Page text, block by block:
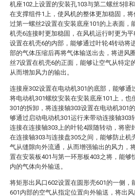
机座102上设置的安装孔103与第二螺丝5排
在支撑组件1上，使风机的整体更加稳固，将
过第一螺丝2设置在安装底座101的上表面，
机壳6连接时更加稳固，在风机运行时更为
设置在机壳6的内部，能够通过叶轮4转动将
部的气体压缩后再将气体输送出去，将进风
丝7设置在机壳6的正面，能够让空气从特定
从而增加风力的输出。
连接座302设置在电动机301的底部，能够通
将电动机301螺纹安装在安装底座101上，也
301的拆卸，将连接轴303设置在电动机301
够通过启动电动机301运行来带动连接轴303
连接在连接轴303上的叶轮4跟随转动，将密
在连接轴303与连接盘305之间，能够防止机
气从缝隙向外流通，从而增强输出的风力，
置在安装板401与第一环形板403之将，能够
内的气体向外输送。
将矩形出风口602设置在圆形壳601的一侧，
601内部的空气从指定位置向外输送，将出